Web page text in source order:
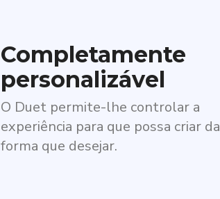
Completamente
personalizável
O Duet permite-lhe controlar a
experiência para que possa criar da
forma que desejar.